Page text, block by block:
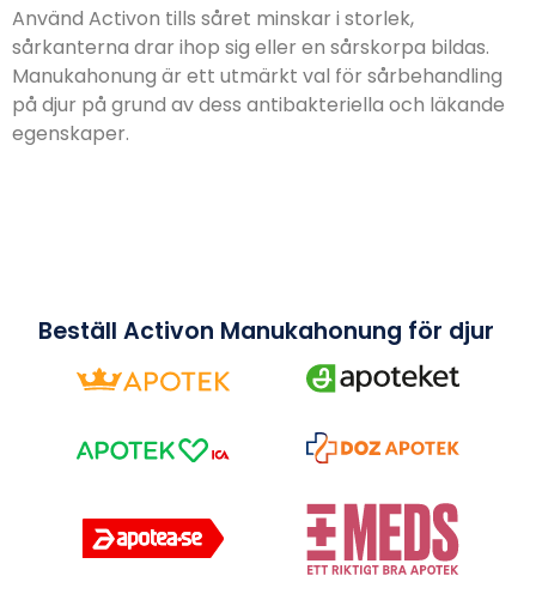
Använd Activon tills såret minskar i storlek,
sårkanterna drar ihop sig eller en sårskorpa bildas.
Manukahonung är ett utmärkt val för sårbehandling
på djur på grund av dess antibakteriella och läkande
egenskaper.
Beställ Activon Manukahonung för djur